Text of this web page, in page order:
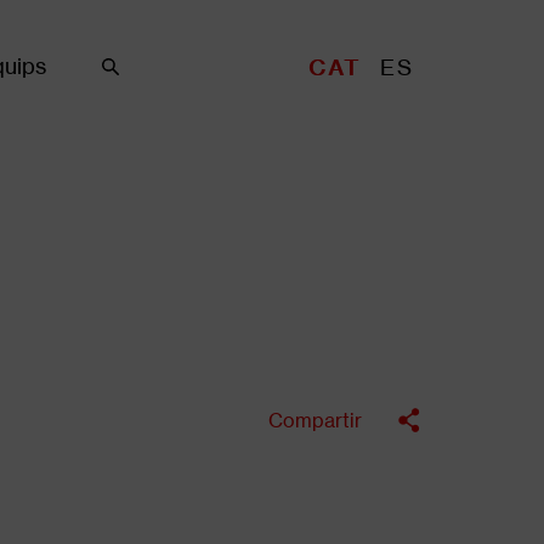
CAT ES
Compartir